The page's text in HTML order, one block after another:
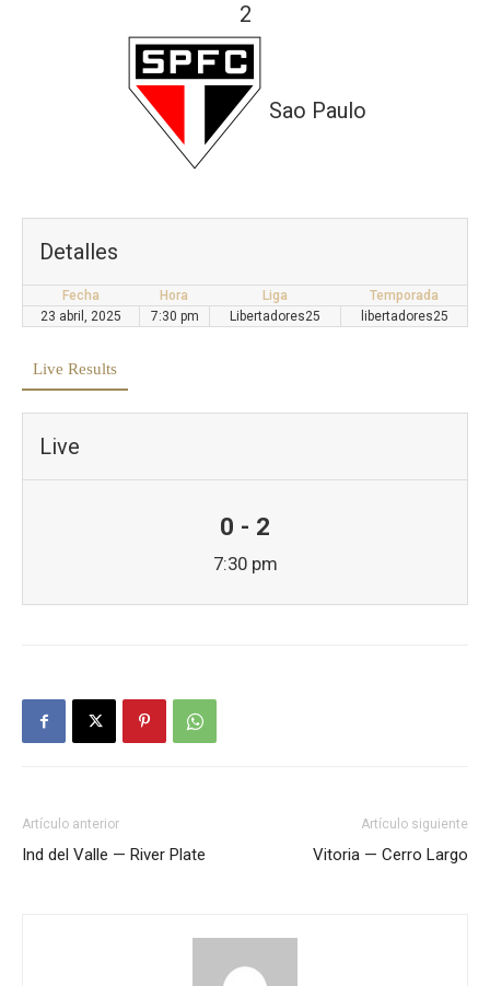
2
Sao Paulo
Detalles
Fecha Hora Liga
Temporada
23 abril, 2025
7:30 pm Libertadores25 libertadores25
Live Results
Live
0 - 2
7:30 pm
Artículo anterior
Ind del Valle — River Plate
Artículo siguiente
Vitoria — Cerro Largo